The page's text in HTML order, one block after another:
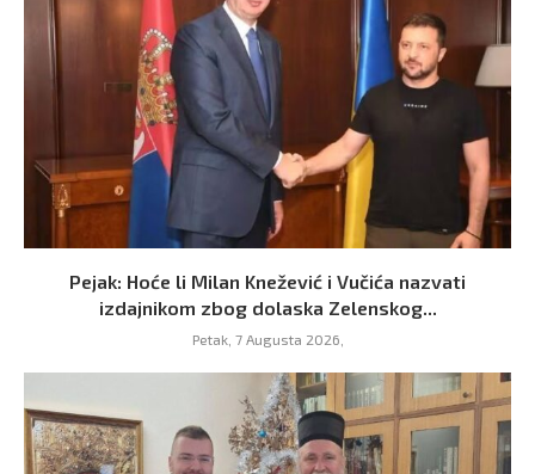
Pejak: Hoće li Milan Knežević i Vučića nazvati
izdajnikom zbog dolaska Zelenskog...
Petak, 7 Augusta 2026,